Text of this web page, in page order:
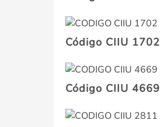
Código CIIU 1702
Código CIIU 4669